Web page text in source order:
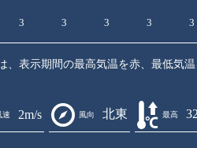
3 3 3 3 3
、表示期間の最高気温を赤、最低気温
速 2m/s 風向 北東 最高